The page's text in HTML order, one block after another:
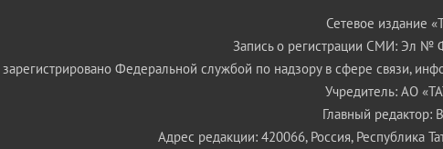
Сетевое издание
Запись о регистрации СМИ: Эл №
Федеральной службой по надзору в сфере связи,
Учредитель: АО
Главный редактор:
Адрес редакции: 420066, Россия, Республика